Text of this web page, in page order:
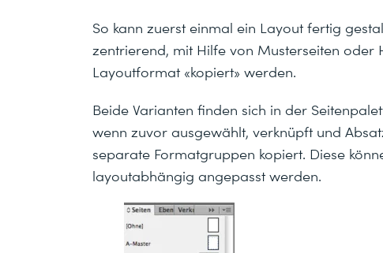
So kann zuerst einmal ein Layout fertig
zentrierend, mit Hilfe von Musterseiten oder
Layoutformat «kopiert» werden.
Beide Varianten finden sich in der
wenn zuvor ausgewählt, verknüpft und
separate Formatgruppen kopiert. Diese
layoutabhängig angepasst werden.